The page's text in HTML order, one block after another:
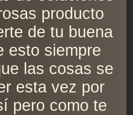
producto
de tu buena
esto siempre
las cosas se
esta vez por
pero como te